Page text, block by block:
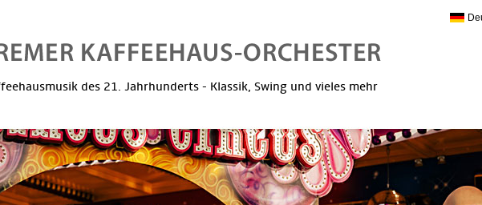
des 21. Jahrhunderts - Klassik, Swing und vieles mehr